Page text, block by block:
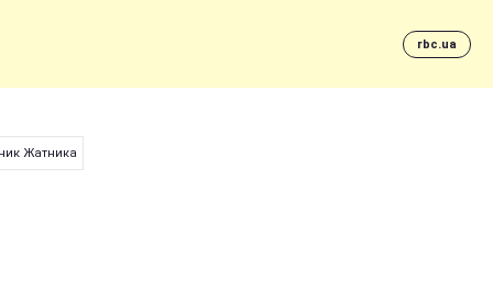
rbc.ua
Жатника